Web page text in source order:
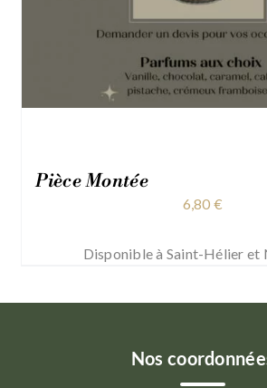
Pièce Montée
6,80 €
Disponible à Saint-Hélier et
Nos